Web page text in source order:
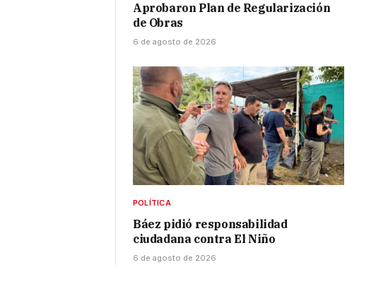
Aprobaron Plan de Regularización
de Obras
6 de agosto de 2026
POLÍTICA
Báez pidió responsabilidad
ciudadana contra El Niño
6 de agosto de 2026